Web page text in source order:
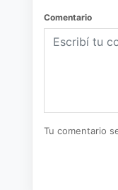
Comentario
Tu comentario